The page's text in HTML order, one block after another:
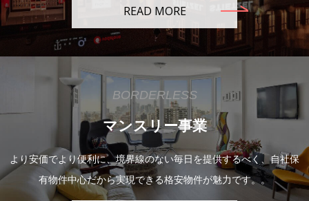
READ MORE
BORDERLESS
マンスリー事業
より安価でより便利に、境界線のない毎日を提供するべく、自社保
有物件中心だから実現できる格安物件が魅力です。。